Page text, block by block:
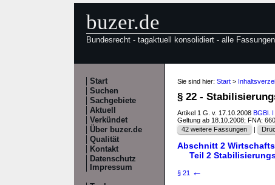
buzer.de
Bundesrecht - tagaktuell konsolidiert - alle
Start
Suchen
Sachgebiete
Aktuell
Verkündet
Über buzer.de
Qualität
Kontakt
Datenschutz
Impressum
Sie sind hier: Start >
§ 22 -
Artikel 1 G. v. 17.10.2008 BGBl.
Geltung ab 18.10.2008; FNA:
42 weitere Fassungen
|
Abschnitt 2
Teil 2
§ 21 ←